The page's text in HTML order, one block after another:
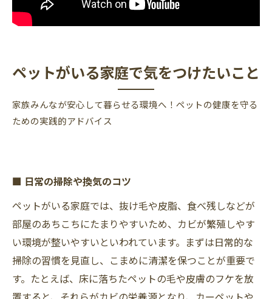
ペットがいる家庭で気をつけたいこと
家族みんなが安心して暮らせる環境へ！ペットの健康を守る
ための実践的アドバイス
■ 日常の掃除や換気のコツ
ペットがいる家庭では、抜け毛や皮脂、食べ残しなどが
部屋のあちこちにたまりやすいため、カビが繁殖しやす
い環境が整いやすいといわれています。まずは日常的な
掃除の習慣を見直し、こまめに清潔を保つことが重要で
す。たとえば、床に落ちたペットの毛や皮膚のフケを放